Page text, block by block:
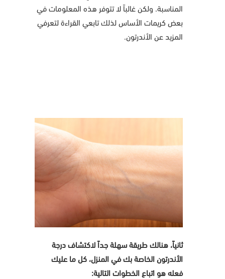
المناسبة. ولكن غالباً لا تتوفر هذه المعلومات في
بعض كريمات الأساس لذلك تابعي القراءة لتعرفي
المزيد عن الأندرتون.
ثانياً، هنالك طريقة سهلة جداً لاكتشاف درجة
الأندرتون الخاصة بك في المنزل، كل ما عليك
فعله هو اتباع الخطوات التالية: